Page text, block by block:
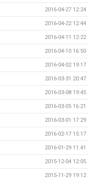
2016-04-27 12:24
2016-04-22 12:44
2016-04-11 12:22
2016-04-10 16:50
2016-04-02 19:17
2016-03-31 20:47
2016-03-08 19:45
2016-03-05 16:21
2016-03-01 17:29
2016-02-17 15:17
2016-01-29 11:41
2015-12-04 12:05
2015-11-29 19:12